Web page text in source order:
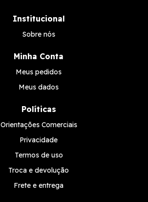
Institucional
Sobre nós
Minha Conta
Meus pedidos
Meus dados
Políticas
Orientações Comerciais
Privacidade
Termos de uso
Troca e devolução
Frete e entrega